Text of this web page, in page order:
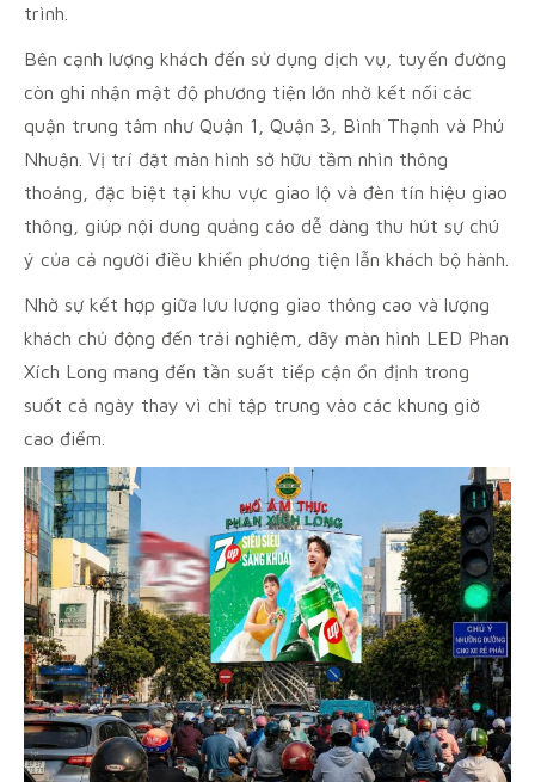
trình.
Bên cạnh lượng khách đến sử dụng dịch vụ, tuyến đường
còn ghi nhận mật độ phương tiện lớn nhờ kết nối các
quận trung tâm như Quận 1, Quận 3, Bình Thạnh và Phú
Nhuận. Vị trí đặt màn hình sở hữu tầm nhìn thông
thoáng, đặc biệt tại khu vực giao lộ và đèn tín hiệu giao
thông, giúp nội dung quảng cáo dễ dàng thu hút sự chú
ý của cả người điều khiển phương tiện lẫn khách bộ hành.
Nhờ sự kết hợp giữa lưu lượng giao thông cao và lượng
khách chủ động đến trải nghiệm, dãy màn hình LED Phan
Xích Long mang đến tần suất tiếp cận ổn định trong
suốt cả ngày thay vì chỉ tập trung vào các khung giờ
cao điểm.